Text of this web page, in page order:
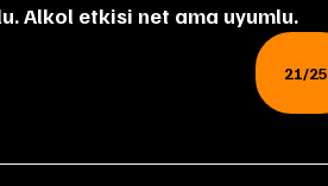
Alkol etkisi net ama uyumlu.
21/25